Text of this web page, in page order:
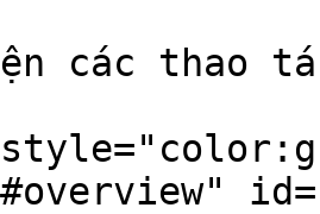
các thao